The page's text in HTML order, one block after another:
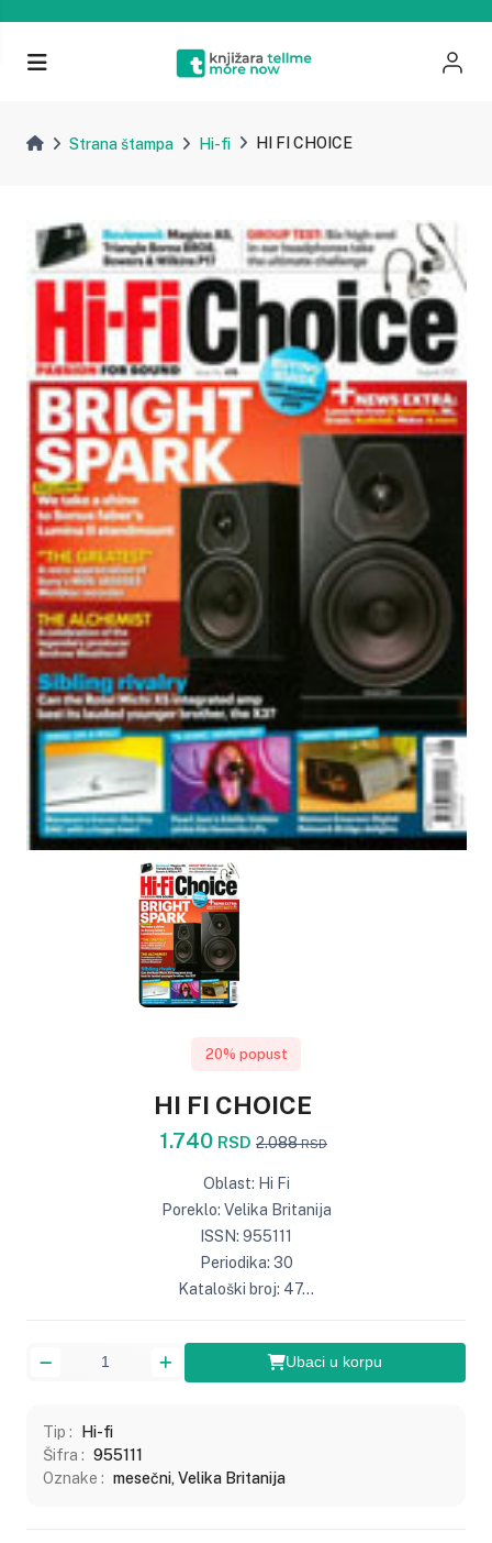
Strana štampa Hi-fi HI FI CHOICE
20% popust
HI FI CHOICE
1.740 RSD 2.088RSD
Oblast: Hi Fi
Poreklo: Velika Britanija
ISSN: 955111
Periodika: 30
Kataloški broj: 47...
Ubaci u korpu
Tip :
Hi-fi
Šifra : 955111
Oznake : mesečni, Velika Britanija